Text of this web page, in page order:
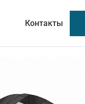
Контакты